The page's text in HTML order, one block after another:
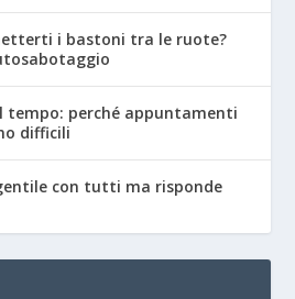
i bastoni tra le ruote?
tempo: perché appuntamenti
difficili
con tutti ma risponde